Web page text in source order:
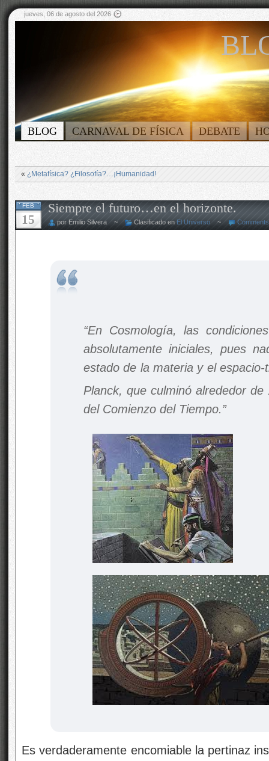
jueves, 06 de agosto del 2026
BLOG CARNAVAL DE FÍSICA DEBATE
« ¿Metafísica? ¿Filosofía?…¡Humanidad!
FEB
15
Siempre el futuro…en el horizonte.
por Emilio Silvera ~ Clasificado en El Universo ~
“En Cosmología, las
absolutamente iniciales, pues
estado de la materia y el
Planck, que culminó alrededor de
del Comienzo del Tiempo.”
Es verdaderamente encomiable la pertinaz